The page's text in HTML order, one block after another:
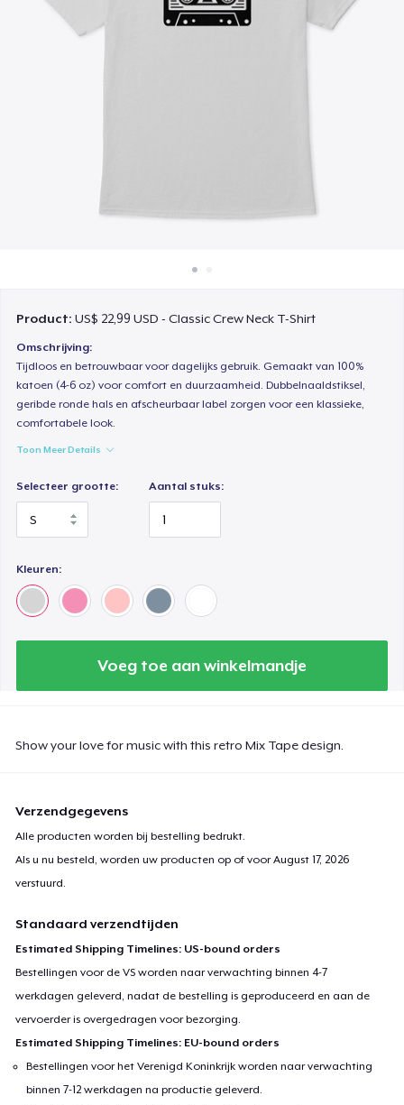
Product:US$ 22,99 USD - Classic Crew Neck T-Shirt
Omschrijving:
Tijdloos en betrouwbaar voor dagelijks gebruik. Gemaakt van 100%
katoen (4-6 oz) voor comfort en duurzaamheid. Dubbelnaaldstiksel,
geribde ronde hals en afscheurbaar label zorgen voor een klassieke,
comfortabele look.
Toon Meer Details
Selecteer grootte: Aantal stuks:
Kleuren:
Voeg toe aan winkelmandje
Show your love for music with this retro Mix Tape design.
Verzendgegevens
Alle producten worden bij bestelling bedrukt.
Als u nu besteld, worden uw producten op of voorAugust 17, 2026
verstuurd.
Standaard verzendtijden
Estimated Shipping Timelines: US-bound orders
Bestellingen voor de VS worden naar verwachting binnen 4-7
werkdagen geleverd, nadat de bestelling is geproduceerd en aan de
vervoerder is overgedragen voor bezorging.
Estimated Shipping Timelines: EU-bound orders
Bestellingen voor het Verenigd Koninkrijk worden naar verwachting
binnen 7-12 werkdagen na productie geleverd.